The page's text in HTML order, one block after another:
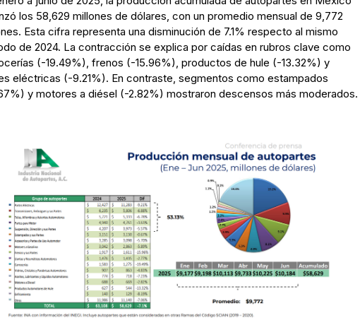
los 58,629 millones de dólares, con un promedio mensual de 9,772
Esta cifra representa una disminución de 7.1% respecto al mismo
de 2024. La contracción se explica por caídas en rubros clave como
(-19.49%), frenos (-15.96%), productos de hule (-13.32%) y
eléctricas (-9.21%). En contraste, segmentos como estampados
y motores a diésel (-2.82%) mostraron descensos más moderados.